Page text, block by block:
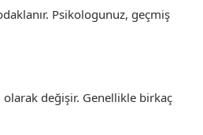
Psikologunuz, geçmiş
olarak değişir. Genellikle birkaç